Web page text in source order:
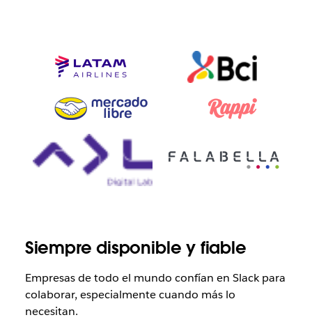
Siempre disponible y fiable
Empresas de todo el mundo confían en Slack para
colaborar, especialmente cuando más lo
necesitan.